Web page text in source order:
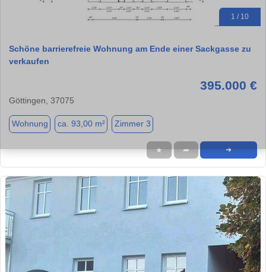
1 / 10
Schöne barrierefreie Wohnung am Ende einer Sackgasse zu
verkaufen
395.000 €
Göttingen, 37075
Wohnung ca. 93,00 m² Zimmer 3
★ ➦ ➜